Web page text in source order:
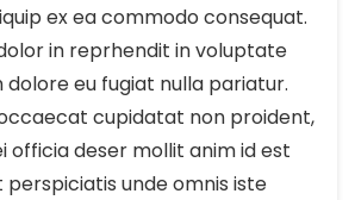
ex ea commodo consequat.
in reprhendit in voluptate
dolore eu fugiat nulla pariatur.
cupidatat non proident,
officia deser mollit anim id est
perspiciatis unde omnis iste